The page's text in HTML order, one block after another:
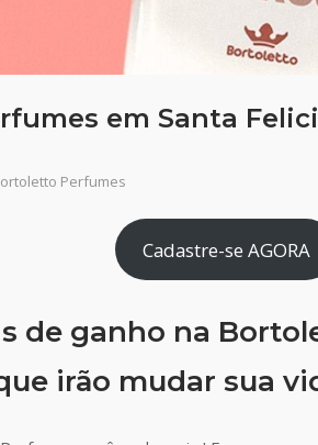
em Santa
Perfumes
Cadastre-se AGORA
de ganho na
irão mudar sua